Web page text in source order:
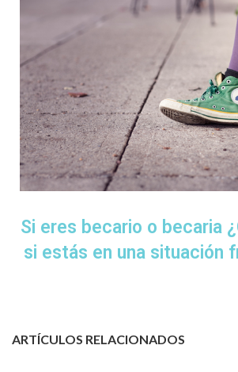
Si eres becario o becaria
si estás en una situación
ARTÍCULOS RELACIONADOS